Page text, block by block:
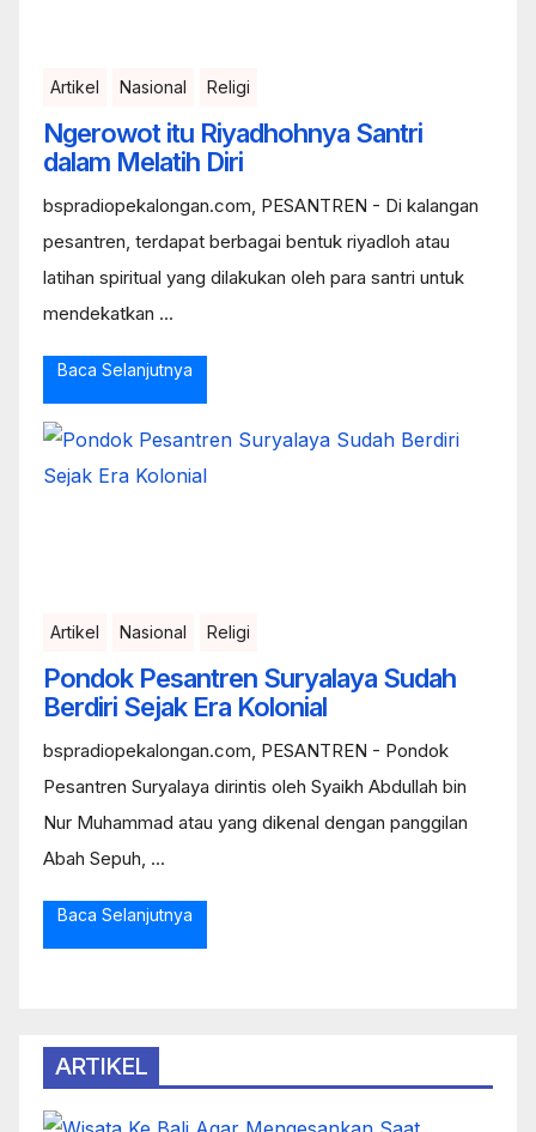
Artikel Nasional Religi
Ngerowot itu Riyadhohnya Santri
dalam Melatih Diri
bspradiopekalongan.com, PESANTREN - Di kalangan
pesantren, terdapat berbagai bentuk riyadloh atau
latihan spiritual yang dilakukan oleh para santri untuk
mendekatkan ...
Baca Selanjutnya
Artikel Nasional Religi
Pondok Pesantren Suryalaya Sudah
Berdiri Sejak Era Kolonial
bspradiopekalongan.com, PESANTREN - Pondok
Pesantren Suryalaya dirintis oleh Syaikh Abdullah bin
Nur Muhammad atau yang dikenal dengan panggilan
Abah Sepuh, ...
Baca Selanjutnya
ARTIKEL